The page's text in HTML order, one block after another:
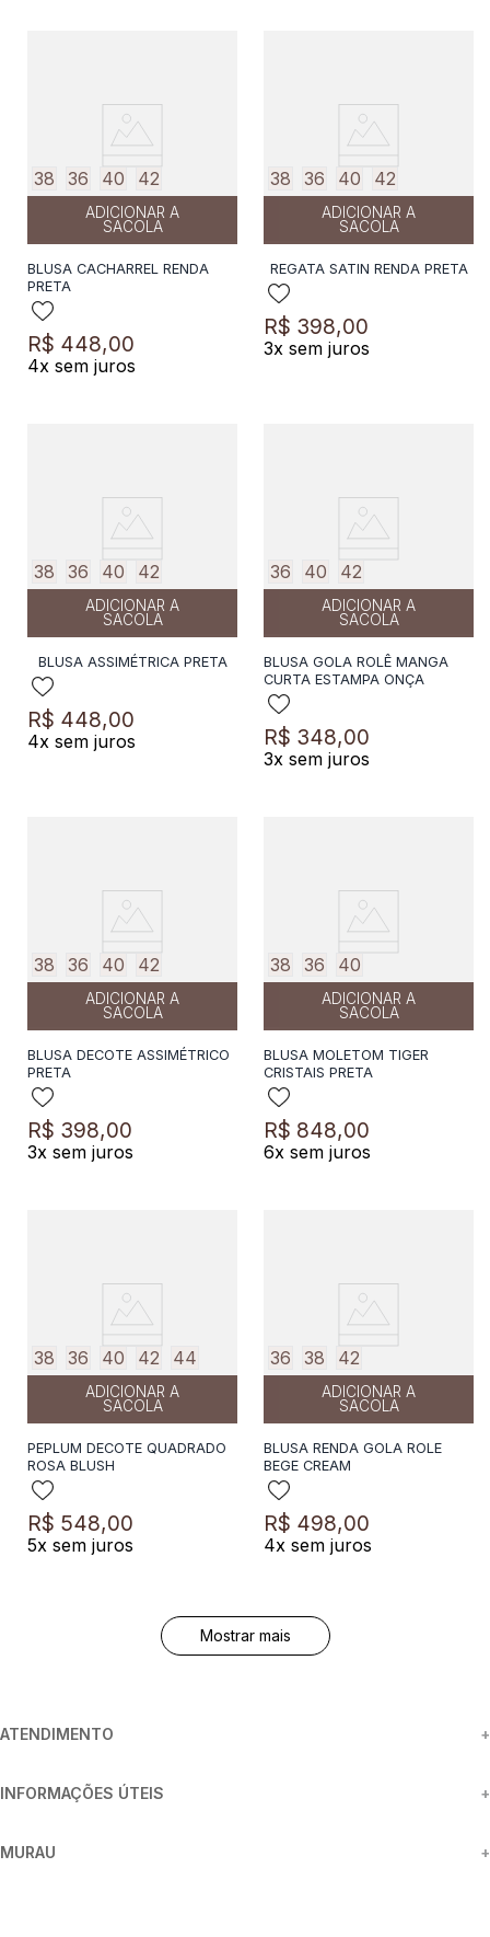
38 36 40 42
ADICIONAR A
SACOLA
BLUSA CACHARREL RENDA
PRETA
R$ 448,00
4x sem juros
38 36 40 42
ADICIONAR A
SACOLA
REGATA SATIN RENDA PRETA
R$ 398,00
3x sem juros
38 36 40 42
ADICIONAR A
SACOLA
BLUSA ASSIMÉTRICA PRETA
R$ 448,00
4x sem juros
36 40 42
ADICIONAR A
SACOLA
BLUSA GOLA ROLÊ MANGA
CURTA ESTAMPA ONÇA
R$ 348,00
3x sem juros
38 36 40 42
ADICIONAR A
SACOLA
BLUSA DECOTE ASSIMÉTRICO
PRETA
R$ 398,00
3x sem juros
38 36 40
ADICIONAR A
SACOLA
BLUSA MOLETOM TIGER
CRISTAIS PRETA
R$ 848,00
6x sem juros
38 36 40 42 44
ADICIONAR A
SACOLA
PEPLUM DECOTE QUADRADO
ROSA BLUSH
R$ 548,00
5x sem juros
36 38 42
ADICIONAR A
SACOLA
BLUSA RENDA GOLA ROLE
BEGE CREAM
R$ 498,00
4x sem juros
Mostrar mais
ATENDIMENTO +
INFORMAÇÕES ÚTEIS +
MURAU +